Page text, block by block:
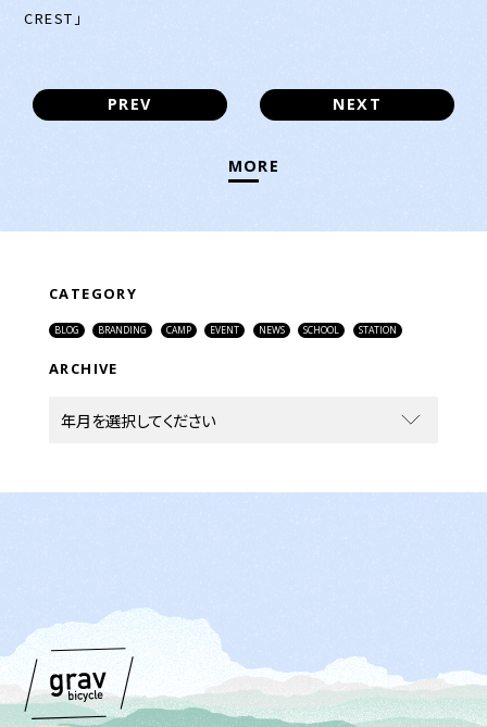
CREST」
PREV NEXT
MORE
CATEGORY
BLOG BRANDING CAMP EVENT NEWS SCHOOL STATION
ARCHIVE